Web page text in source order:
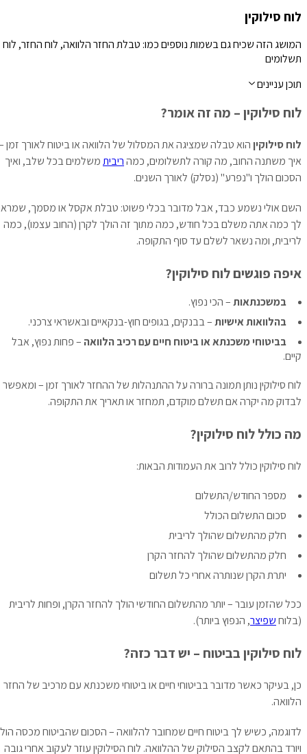
לוח סילוקין
המושג הזה שכיח גם בשמות נוספים כמו: טבלת החזר הלוואה, לוח החזר, לוח
תשלומים
תוכן עניינים
לוח סילוקין – מה זה אומר?
לוח סילוקיןהוא טבלה שמציגה את המסלול של הלוואה או ביטוח לאורך זמן –
איך משתנה החוב, מה קורה לתשלומים, כמהריביתמשלמים בכל שלב, ואיך
הסכום הולך ו"נפרע" (נסלק) לאורך השנים.
השם אולי נשמע כבד, אבל מדובר בכלי פשוט: טבלת אקסל או מסמך, שמראה
לך כמה אתה משלם בכל חודש, כמה מתוך זה הולך לקרן (החוב עצמו), כמה
לריבית, ומה נשאר לשלם עד סוף התקופה.
איפה פוגשים לוח סילוקין?
במשכנתאות– הכי נפוץ.
בהלוואות אישיות– בבנקים, בגופים חוץ-בנקאיים ובאשראי צרכני.
בביטוחי משכנתא או ביטוח חיים עם רכיב הלוואה– פחות נפוץ, אבל
קיים.
לוח סילוקין נותן תמונה ברורה על ההתנהלות של ההחזר לאורך זמן – ומאפשר
לבדוק מה יקרה אם תשלם מוקדם, תמחזר או תאריך את התקופה.
מה כולל לוח סילוקין?
לוח סילוקין כולל לרוב את העמודות הבאות:
מספר החודש/התשלום
סכום התשלום הכולל
חלק מהתשלום שהולך לריבית
חלק מהתשלום שהולך להחזר הקרן
יתרת הקרן שנותרה אחרי כל תשלום
ככל שהזמן עובר – יותר מהתשלום החודשי הולך להחזר הקרן, ופחות לריבית
(בלוחשפיצר, הנפוץ ביותר).
לוח סילוקין בביטוח – יש דבר כזה?
כן, בעיקר כאשר מדובר בביטוחי חיים או ביטוחי משכנתא עם מרכיב של החזר
הלוואה.
לדוגמה, כשיש לך ביטוח חיים שמחובר להלוואה – הסכום שהביטוח מכסה הולך
ויורד בהתאם לקצב הסילוק של ההלוואה. לוח הסילוקין עוזר לעקוב אחרי גובה